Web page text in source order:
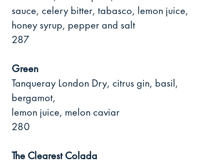
sauсe, celery bitter, tabasco, lemon juice,
honey syrup, pepper and salt
287
Green
Tanqueray London Dry, citrus gin, basil,
bergamot,
lemon juice, melon caviar
280
The Clearest Colada